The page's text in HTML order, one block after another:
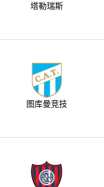
塔勒瑞斯
图库曼竞技